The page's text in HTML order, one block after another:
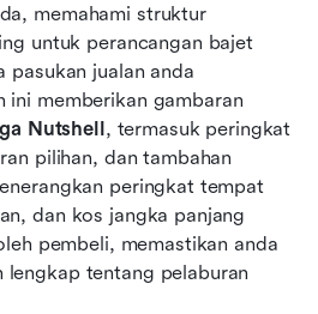
memahami struktur
untuk perancangan bajet
pasukan jualan anda
ini memberikan gambaran
Nutshell, termasuk peringkat
pilihan, dan tambahan
peringkat tempat
dan kos jangka panjang
pembeli, memastikan anda
lengkap tentang pelaburan
dibandingkan dengan
lebih pintar: Lark
muktamad anda: Adakah
anda?